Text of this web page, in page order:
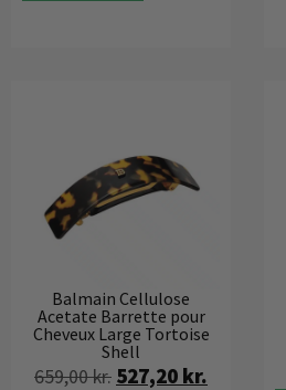
Balmain Cellulose
Acetate Barrette pour
Cheveux Large Tortoise
Shell
659,00kr. 527,20 kr.